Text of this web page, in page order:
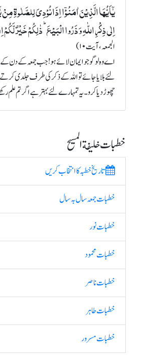
یٰۤاَیُّہَا الَّذِیۡنَ اٰمَنُوۡۤا اِذَا نُوۡدِیَ لِلصَّلٰوۃِ
اِلٰی ذِکۡرِ اللّٰہِ وَ ذَرُوا الۡبَیۡعَ ؕ ذٰلِکُمۡ خَیۡرٌ
الجمعہ، آیت ۱۰)
اے وہ لوگو جو ایمان لائے ہو! جب جمعہ کے دن
لئے بلایا جائے تو اللہ کے ذکر کی طرف جلدی
چھوڑ دیا کرو۔ یہ تمہارے لئے بہتر ہے اگر تم علم
خطبات خلیفة المسیح
تاریخ خطبہ کا انتخاب کریں
خطبات جمعہ سال بہ سال
خطبات نور
خطبات محمود
خطبات ناصر
خطبات طاہر
خطبات مسرور